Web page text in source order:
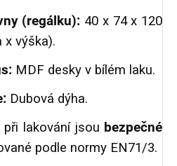
(regálku): 40 x 74 x 120
x výška).
MDF desky v bílém laku.
Dubová dýha.
při lakování jsou bezpečné
podle normy EN71/3.